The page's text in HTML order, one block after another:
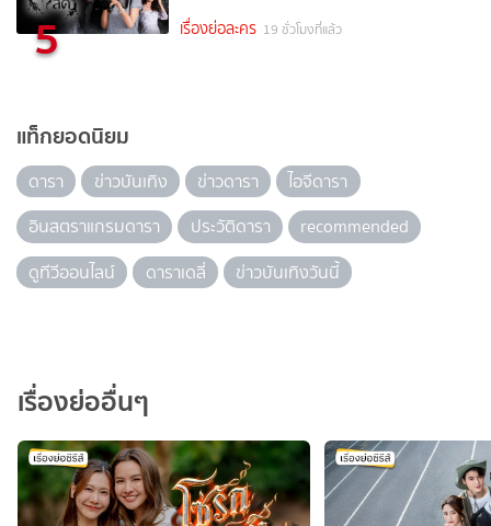
5 เรื่องย่อละคร 19 ชั่วโมงที่แล้ว
แท็กยอดนิยม
ดารา ข่าวบันเทิง ข่าวดารา
ไอจีดารา
อินสตราแกรมดารา
ประวัติดารา
recommended
ดูทีวีออนไลน์
ดาราเดลี่ ข่าวบันเทิงวันนี้
เรื่องย่ออื่นๆ